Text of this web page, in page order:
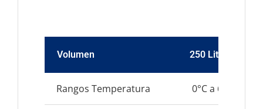
Volumen 250 Litros
Rangos Temperatura 0°C a 65°C